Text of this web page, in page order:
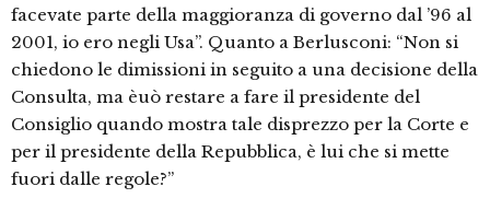
facevate parte della maggioranza di governo dal ’96 al
2001, io ero negli Usa”. Quanto a Berlusconi: “Non si
chiedono le dimissioni in seguito a una decisione della
Consulta, ma èuò restare a fare il presidente del
Consiglio quando mostra tale disprezzo per la Corte e
per il presidente della Repubblica, è lui che si mette
fuori dalle regole?”